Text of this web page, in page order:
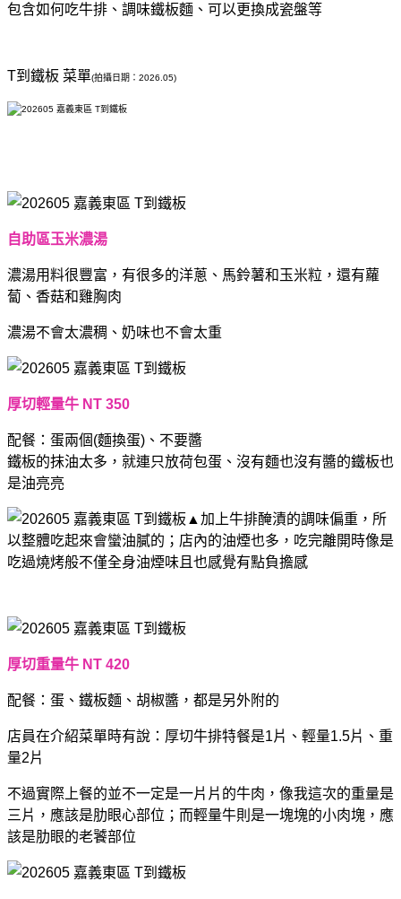
包含如何吃牛排、調味鐵板麵、可以更換成瓷盤等
T到鐵板 菜單(拍攝日期：2026.05)
自助區玉米濃湯
濃湯用料很豐富，有很多的洋蔥、馬鈴薯和玉米粒，還有蘿
蔔、香菇和雞胸肉
濃湯不會太濃稠、奶味也不會太重
厚切輕量牛 NT 350
配餐：蛋兩個(麵換蛋)、不要醬
鐵板的抹油太多，就連只放荷包蛋、沒有麵也沒有醬的鐵板也
是油亮亮
▲加上牛排醃漬的調味偏重，所
以整體吃起來會蠻油膩的；店內的油煙也多，吃完離開時像是
吃過燒烤般不僅全身油煙味且也感覺有點負擔感
厚切重量牛 NT 420
配餐：蛋、鐵板麵、胡椒醬，都是另外附的
店員在介紹菜單時有說：厚切牛排特餐是1片、輕量1.5片、重
量2片
不過實際上餐的並不一定是一片片的牛肉，像我這次的重量是
三片，應該是肋眼心部位；而輕量牛則是一塊塊的小肉塊，應
該是肋眼的老饕部位